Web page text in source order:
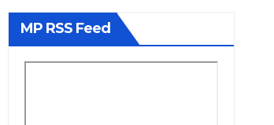
MP RSS Feed